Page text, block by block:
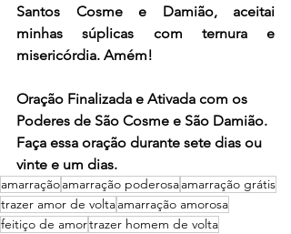
Santos Cosme e Damião, aceitai
minhas súplicas com ternura e
misericórdia. Amém!
Oração Finalizada e Ativada com os
Poderes de São Cosme e São Damião.
Faça essa oração durante sete dias ou
vinte e um dias.
amarraçãoamarração poderosaamarração grátis
trazer amor de voltaamarração amorosa
feitiço de amortrazer homem de volta